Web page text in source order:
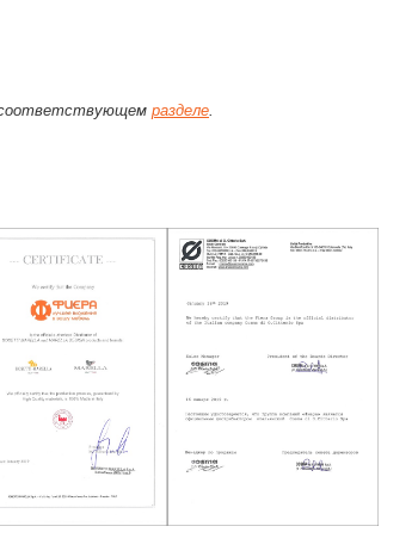
соответствующем разделе.